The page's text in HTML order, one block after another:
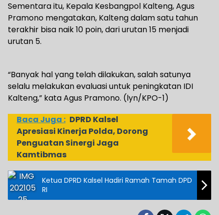
Sementara itu, Kepala Kesbangpol Kalteng, Agus
Pramono mengatakan, Kalteng dalam satu tahun
terakhir bisa naik 10 poin, dari urutan 15 menjadi
urutan 5.
“Banyak hal yang telah dilakukan, salah satunya
selalu melakukan evaluasi untuk peningkatan IDI
Kalteng,” kata Agus Pramono. (lyn/KPO-1)
Baca Juga : DPRD Kalsel
Apresiasi Kinerja Polda, Dorong
Penguatan Sinergi Jaga
Kamtibmas
Ketua DPRD Kalsel Hadiri Ramah Tamah DPD
RI